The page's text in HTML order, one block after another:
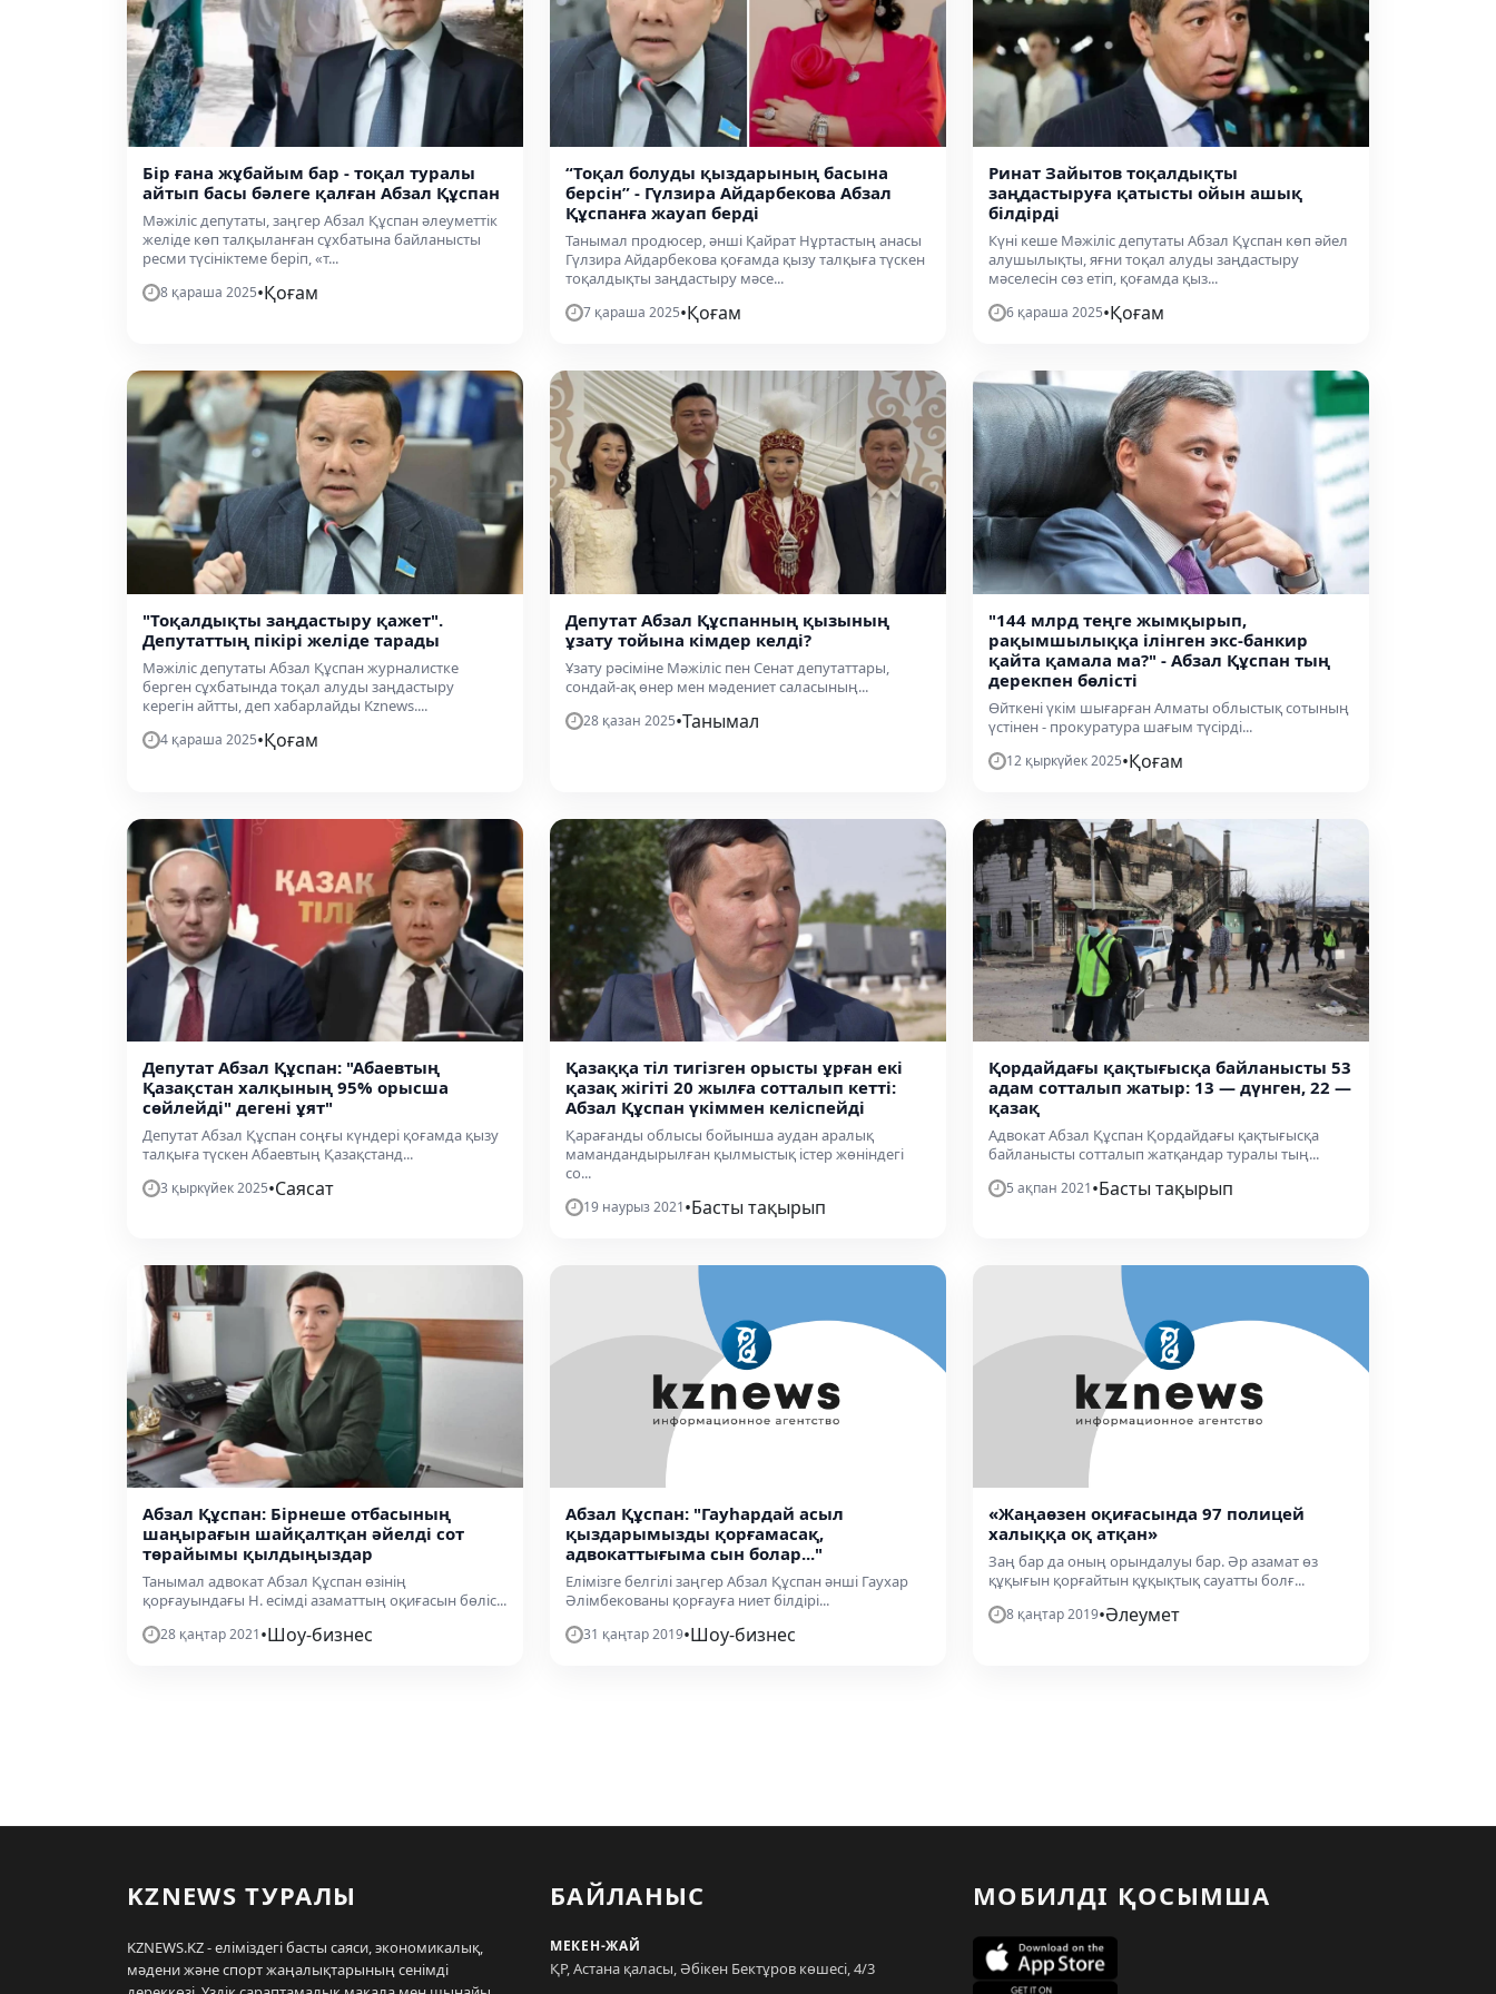
Бір ғана жұбайым бар - тоқал туралы
айтып басы бәлеге қалған Абзал Құспан
Мәжіліс депутаты, заңгер Абзал Құспан әлеуметтік
желіде көп талқыланған сұхбатына байланысты
ресми түсініктеме беріп, «т...
8 қараша 2025•Қоғам
“Тоқал болуды қыздарының басына
берсін” - Гүлзира Айдарбекова Абзал
Құспанға жауап берді
Танымал продюсер, әнші Қайрат Нұртастың анасы
Гүлзира Айдарбекова қоғамда қызу талқыға түскен
тоқалдықты заңдастыру мәсе...
7 қараша 2025•Қоғам
Ринат Зайытов тоқалдықты
заңдастыруға қатысты ойын ашық
білдірді
Күні кеше Мәжіліс депутаты Абзал Құспан көп әйел
алушылықты, яғни тоқал алуды заңдастыру
мәселесін сөз етіп, қоғамда қыз...
6 қараша 2025•Қоғам
"Тоқалдықты заңдастыру қажет".
Депутаттың пікірі желіде тарады
Мәжіліс депутаты Абзал Құспан журналистке
берген сұхбатында тоқал алуды заңдастыру
керегін айтты, деп хабарлайды Kznews....
4 қараша 2025•Қоғам
Депутат Абзал Құспанның қызының
ұзату тойына кімдер келді?
Ұзату рәсіміне Мәжіліс пен Сенат депутаттары,
сондай-ақ өнер мен мәдениет саласының...
28 қазан 2025•Танымал
"144 млрд теңге жымқырып,
рақымшылыққа ілінген экс-банкир
қайта қамала ма?" - Абзал Құспан тың
дерекпен бөлісті
Өйткені үкім шығарған Алматы облыстық сотының
үстінен - прокуратура шағым түсірді...
12 қыркүйек 2025•Қоғам
Депутат Абзал Құспан: "Абаевтың
Қазақстан халқының 95% орысша
сөйлейді" дегені ұят"
Депутат Абзал Құспан соңғы күндері қоғамда қызу
талқыға түскен Абаевтың Қазақстанд...
3 қыркүйек 2025•Саясат
Қазаққа тіл тигізген орысты ұрған екі
қазақ жігіті 20 жылға сотталып кетті:
Абзал Құспан үкіммен келіспейді
Қарағанды облысы бойынша аудан аралық
мамандандырылған қылмыстық істер жөніндегі
со...
19 наурыз 2021•Басты тақырып
Қордайдағы қақтығысқа байланысты 53
адам сотталып жатыр: 13 — дүнген, 22 —
қазақ
Адвокат Абзал Құспан Қордайдағы қақтығысқа
байланысты сотталып жатқандар туралы тың...
5 ақпан 2021•Басты тақырып
Абзал Құспан: Бірнеше отбасының
шаңырағын шайқалтқан әйелді сот
төрайымы қылдыңыздар
Танымал адвокат Абзал Құспан өзінің
қорғауындағы Н. есімді азаматтың оқиғасын бөліс...
28 қаңтар 2021•Шоу-бизнес
Абзал Құспан: "Гауһардай асыл
қыздарымызды қорғамасақ,
адвокаттығыма сын болар..."
Елімізге белгілі заңгер Абзал Құспан әнші Гаухар
Әлімбекованы қорғауға ниет білдірі...
31 қаңтар 2019•Шоу-бизнес
«Жаңаөзен оқиғасында 97 полицей
халыққа оқ атқан»
Заң бар да оның орындалуы бар. Әр азамат өз
құқығын қорғайтын құқықтық сауатты болғ...
8 қаңтар 2019•Әлеумет
KZNEWS ТУРАЛЫ
KZNEWS.KZ - еліміздегі басты саяси, экономикалық,
мәдени және спорт жаңалықтарының сенімді
БАЙЛАНЫС
МЕКЕН-ЖАЙ
ҚР, Астана қаласы, Әбікен Бектұров көшесі, 4/3
МОБИЛДІ ҚОСЫМША